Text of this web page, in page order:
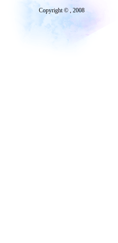
Copyright © , 2008